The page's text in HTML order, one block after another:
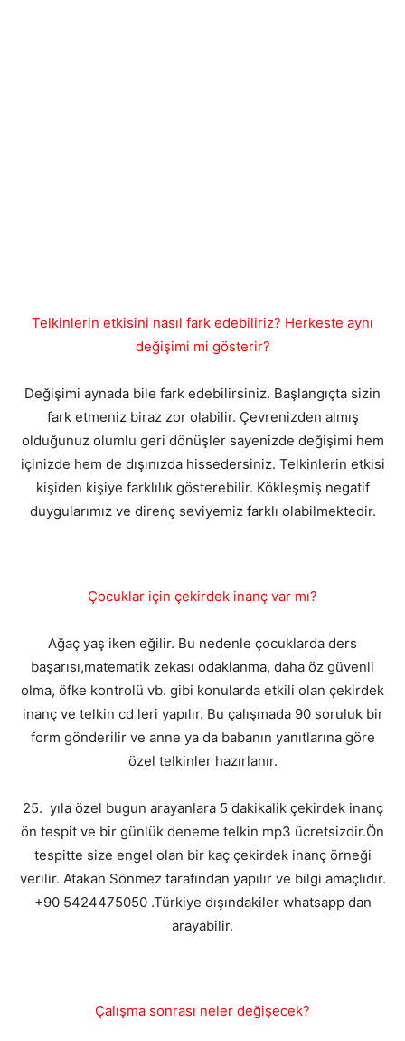
Telkinlerin etkisini nasıl fark edebiliriz? Herkeste aynı
değişimi mi gösterir?
Değişimi aynada bile fark edebilirsiniz. Başlangıçta sizin
fark etmeniz biraz zor olabilir. Çevrenizden almış
olduğunuz olumlu geri dönüşler sayenizde değişimi hem
içinizde hem de dışınızda hissedersiniz. Telkinlerin etkisi
kişiden kişiye farklılık gösterebilir. Kökleşmiş negatif
duygularımız ve direnç seviyemiz farklı olabilmektedir.
Çocuklar için çekirdek inanç var mı?
Ağaç yaş iken eğilir. Bu nedenle çocuklarda ders
başarısı,matematik zekası odaklanma, daha öz güvenli
olma, öfke kontrolü vb. gibi konularda etkili olan çekirdek
inanç ve telkin cd leri yapılır. Bu çalışmada 90 soruluk bir
form gönderilir ve anne ya da babanın yanıtlarına göre
özel telkinler hazırlanır.
25. yıla özel bugun arayanlara 5 dakikalik çekirdek inanç
ön tespit ve bir günlük deneme telkin mp3 ücretsizdir.Ön
tespitte size engel olan bir kaç çekirdek inanç örneği
verilir. Atakan Sönmez tarafından yapılır ve bilgi amaçlıdır.
+90 5424475050 .Türkiye dışındakiler whatsapp dan
arayabilir.
Çalışma sonrası neler değişecek?